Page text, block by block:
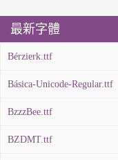
最新字體
Bérzierk.ttf
Básica-Unicode-Regular.ttf
BzzzBee.ttf
BZDMT.ttf